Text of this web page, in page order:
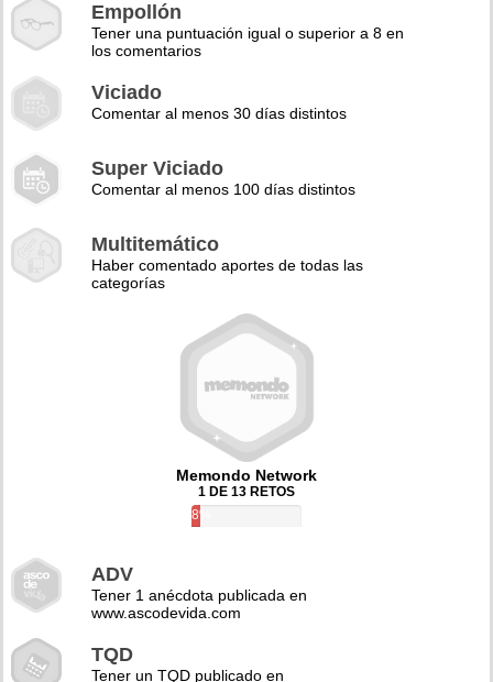
Empollón
Tener una puntuación igual o superior a 8 en
los comentarios
Viciado
Comentar al menos 30 días distintos
Super Viciado
Comentar al menos 100 días distintos
Multitemático
Haber comentado aportes de todas las
categorías
Memondo Network
1 DE 13 RETOS
8%
ADV
Tener 1 anécdota publicada en
www.ascodevida.com
TQD
Tener un TQD publicado en